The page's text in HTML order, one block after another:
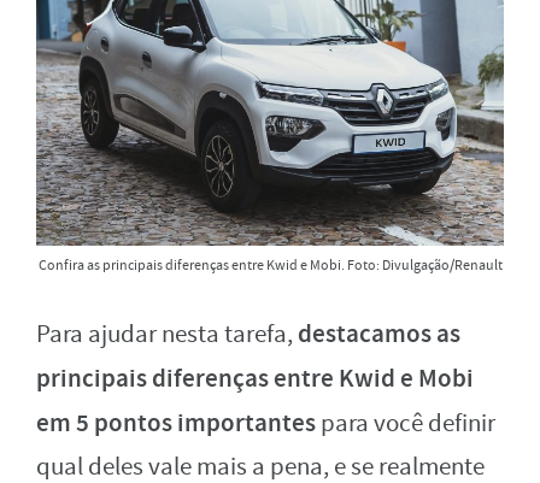
Confira as principais diferenças entre Kwid e Mobi. Foto: Divulgação/Renault
Para ajudar nesta tarefa, destacamos as
principais diferenças entre Kwid e Mobi
em 5 pontos importantespara você definir
qual deles vale mais a pena, e se realmente